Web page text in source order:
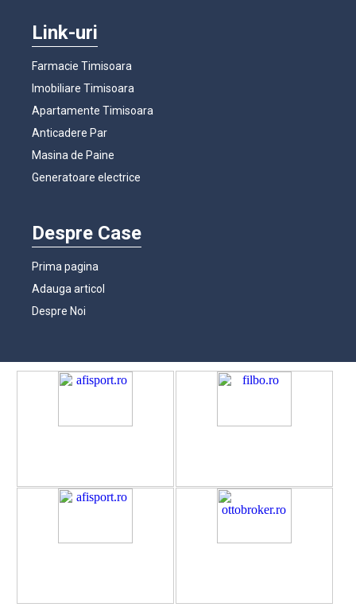
Link-uri
Farmacie Timisoara
Imobiliare Timisoara
Apartamente Timisoara
Anticadere Par
Masina de Paine
Generatoare electrice
Despre Case
Prima pagina
Adauga articol
Despre Noi